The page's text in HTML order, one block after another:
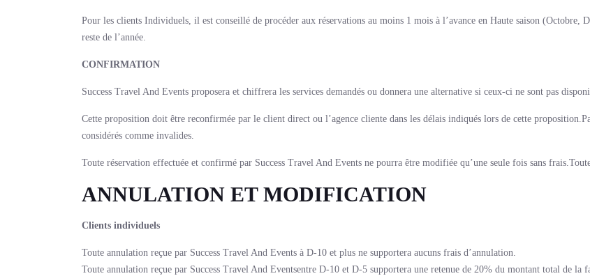
Pour les clients Individuels, il est conseillé de procéder aux réservations au moins 1 mois à l’avance en Haute saison (Octobre,
reste de l’année.
CONFIRMATION
Success Travel And Events proposera et chiffrera les services demandés ou donnera une alternative si ceux-ci ne sont pas
Cette proposition doit être reconfirmée par le client direct ou l’agence cliente dans les délais indiqués lors de cette
considérés comme invalides.
Toute réservation effectuée et confirmé par Success Travel And Events ne pourra être modifiée qu’une seule fois sans
ANNULATION ET MODIFICATION
Clients individuels
Toute annulation reçue par Success Travel And Events à D-10 et plus ne supportera aucuns frais d’annulation.
Toute annulation reçue par Success Travel And Eventsentre D-10 et D-5 supportera une retenue de 20% du montant total de la